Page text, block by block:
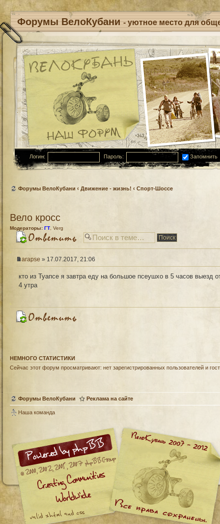
Форумы ВелоКубани - уютное место для
Логин: Пароль: Запомнить
Форумы ВелоКубани ‹ Движение - жизнь! ‹ Спорт-Шоссе
Вело кросс
Модераторы: ГТ Verg
arapse » 17.07.2017, 21:06
кто из Туапсе я завтра еду на большое псеушхо в 5 часов выезд
4 утра
НЕМНОГО СТАТИСТИКИ
Сейчас этот форум просматривают: нет зарегистрированных пользователей и
Форумы ВелоКубани Реклама на сайте
Наша команда